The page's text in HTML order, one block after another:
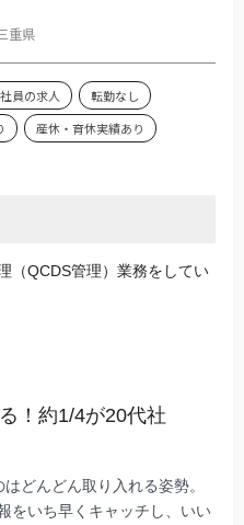
重県
員の求人
転勤なし
産休・育休実績あり
（QCDS管理）業務をしてい
！約1/4が20代社
どんどん取り入れる姿勢。
をいち早くキャッチし、いい